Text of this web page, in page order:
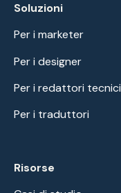
Soluzioni
Per i marketer
Per i designer
Per i redattori tecnici
Per i traduttori
Risorse